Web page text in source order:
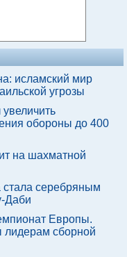
исламский мир
угрозы
обороны до 400
на шахматной
стала серебряным
Даби
Европы.
лидерам сборной